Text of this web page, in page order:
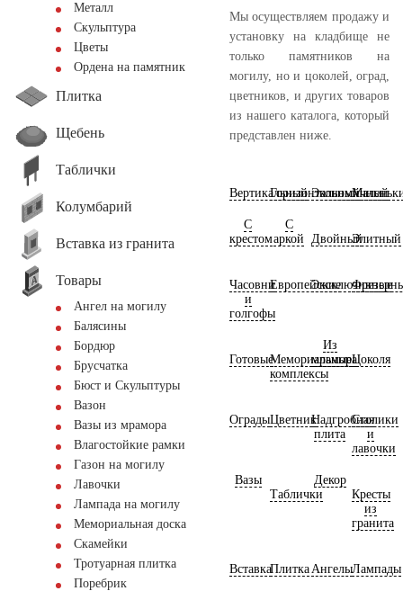
Металл
Скульптура
Цветы
Ордена на памятник
Плитка
Щебень
Таблички
Колумбарий
Вставка из гранита
Товары
Ангел на могилу
Балясины
Бордюр
Брусчатка
Бюст и Скульптуры
Вазон
Вазы из мрамора
Влагостойкие рамки
Газон на могилу
Лавочки
Лампада на могилу
Мемориальная доска
Скамейки
Тротуарная плитка
Поребрик
Мы осуществляем продажу и
установку на кладбище не
только памятников на
могилу, но и цоколей, оград,
цветников, и других товаров
из нашего каталога, который
представлен ниже.
ВертикальныйГоризонтальный
Экономичный
С
крестом
С
аркой
ДвойныйЭлитный
Часовни
и
голгофы
ЕвропейскиеЭксклюзивные
ГотовыеМемориальные
комплексы
Из
мрамораЦоколя
ОградыЦветникНадгробная
плита
Столики
и
лавочки
Вазы
Таблички
Декор
Кресты
из
гранита
ВставкаПлитка АнгелыЛампады